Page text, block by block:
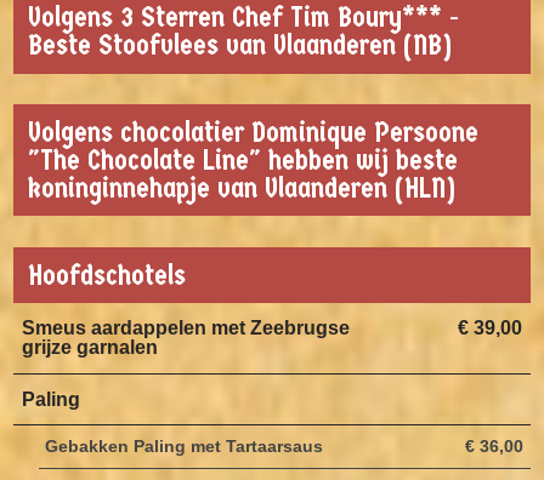
Volgens 3 Sterren Chef Tim Boury*** -
Beste Stoofvlees van Vlaanderen (NB)
Volgens chocolatier Dominique Persoone
"The Chocolate Line" hebben wij beste
koninginnehapje van Vlaanderen (HLN)
Hoofdschotels
€ 39,00
Smeus aardappelen met Zeebrugse
grijze garnalen
Paling
€ 36,00
Gebakken Paling met Tartaarsaus